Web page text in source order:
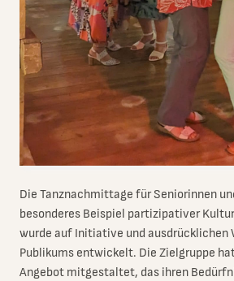
Die Tanznachmittage für Seniorinnen
besonderes Beispiel partizipativer
wurde auf Initiative und ausdrücklichen
Publikums entwickelt. Die Zielgruppe
Angebot mitgestaltet, das ihren